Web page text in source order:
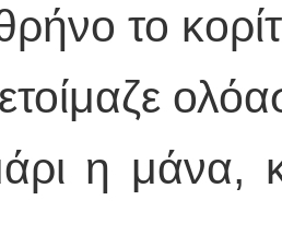
το
η μάνα,